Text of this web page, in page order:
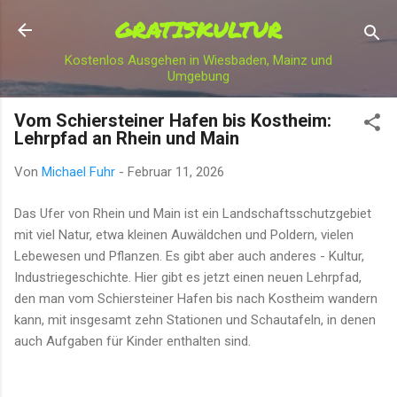
Direkt zum Hauptbereich
GRATISKULTUR
Kostenlos Ausgehen in Wiesbaden, Mainz und
Umgebung
Vom Schiersteiner Hafen bis Kostheim:
Lehrpfad an Rhein und Main
Von Michael Fuhr - Februar 11, 2026
Das Ufer von Rhein und Main ist ein Landschaftsschutzgebiet
mit viel Natur, etwa kleinen Auwäldchen und Poldern, vielen
Lebewesen und Pflanzen. Es gibt aber auch anderes - Kultur,
Industriegeschichte. Hier gibt es jetzt einen neuen Lehrpfad,
den man vom Schiersteiner Hafen bis nach Kostheim wandern
kann, mit insgesamt zehn Stationen und Schautafeln, in denen
auch Aufgaben für Kinder enthalten sind.